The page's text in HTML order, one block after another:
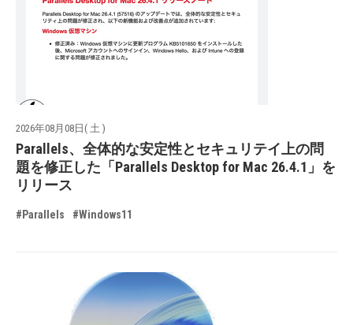
2026年08月08日( 土 )
Parallels、全体的な安定性とセキュリテイ上の問
題を修正した「Parallels Desktop for Mac 26.4.1」を
リリース
#Parallels #Windows11